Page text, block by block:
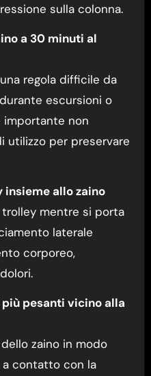
sulla colonna.
a 30 minuti al
regola difficile da
escursioni o
non
utilizzo per preservare
insieme allo zaino
mentre si porta
laterale
corporeo,
più pesanti vicino alla
zaino in modo
a contatto con la